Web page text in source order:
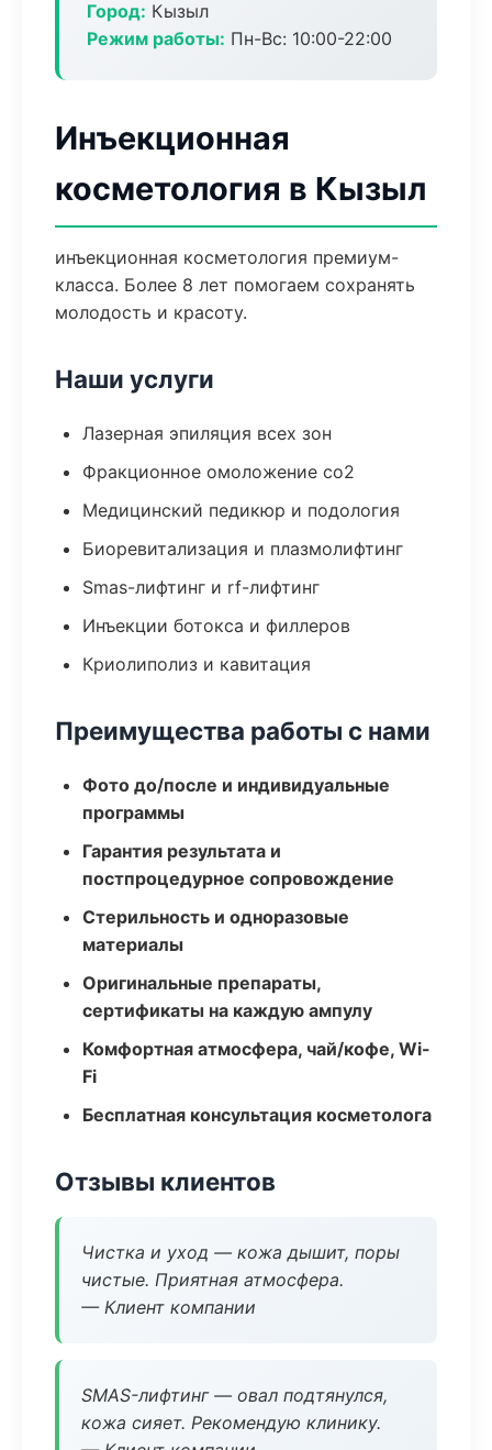
Город: Кызыл
Режим работы: Пн-Вс: 10:00-22:00
Инъекционная
косметология в Кызыл
инъекционная косметология премиум-
класса. Более 8 лет помогаем сохранять
молодость и красоту.
Наши услуги
Лазерная эпиляция всех зон
Фракционное омоложение co2
Медицинский педикюр и подология
Биоревитализация и плазмолифтинг
Smas-лифтинг и rf-лифтинг
Инъекции ботокса и филлеров
Криолиполиз и кавитация
Преимущества работы с нами
Фото до/после и индивидуальные
программы
Гарантия результата и
постпроцедурное сопровождение
Стерильность и одноразовые
материалы
Оригинальные препараты,
сертификаты на каждую ампулу
Комфортная атмосфера, чай/кофе, Wi-
Fi
Бесплатная консультация косметолога
Отзывы клиентов
Чистка и уход — кожа дышит, поры
чистые. Приятная атмосфера.
— Клиент компании
SMAS-лифтинг — овал подтянулся,
кожа сияет. Рекомендую клинику.